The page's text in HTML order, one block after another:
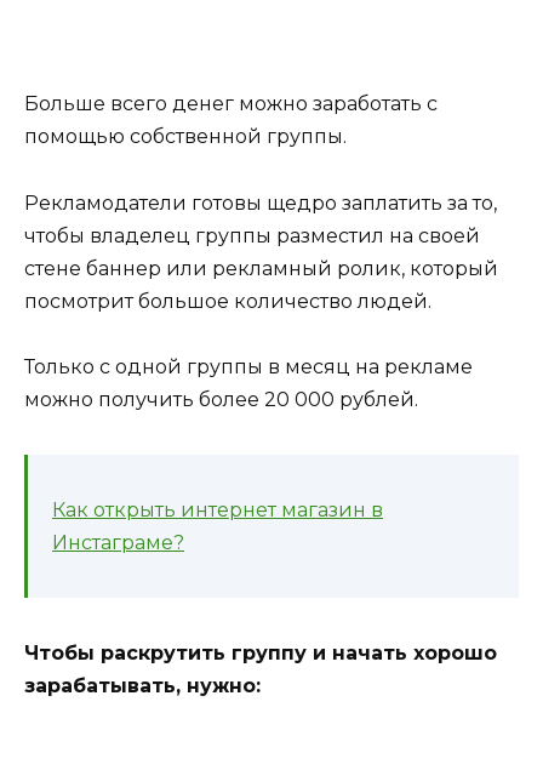
Больше всего денег можно заработать с
помощью собственной группы.
Рекламодатели готовы щедро заплатить за то,
чтобы владелец группы разместил на своей
стене баннер или рекламный ролик, который
посмотрит большое количество людей.
Только с одной группы в месяц на рекламе
можно получить более 20 000 рублей.
Как открыть интернет магазин в
Инстаграме?
Чтобы раскрутить группу и начать хорошо
зарабатывать, нужно: